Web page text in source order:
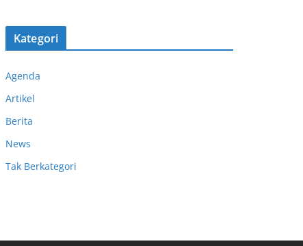
Kategori
Agenda
Artikel
Berita
News
Tak Berkategori